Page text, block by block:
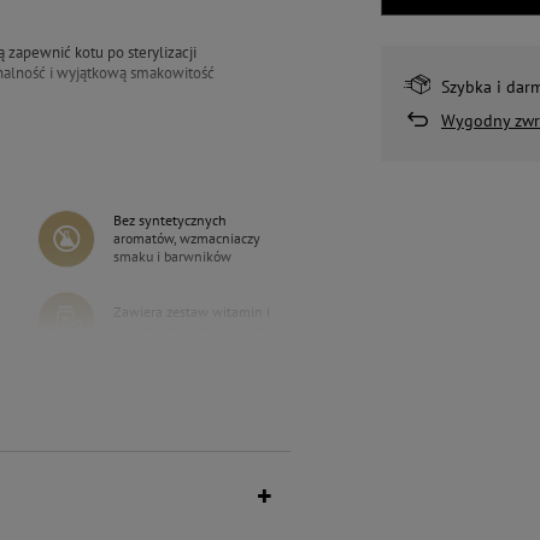
Szybka i
Wygodny
zapewnić kotu po sterylizacji
i wyjątkową smakowitość
i miętą 85 g
Bez syntetycznych
aromatów, wzmacniaczy
smaku i barwników
Zawiera zestaw witamin i